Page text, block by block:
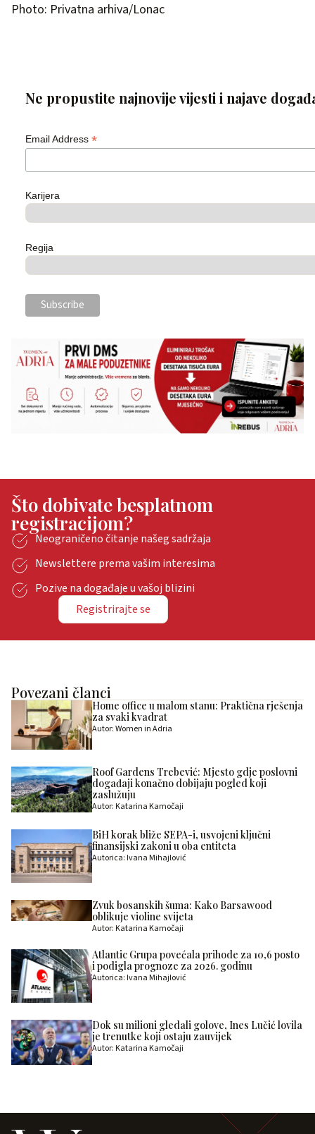
Photo: Privatna arhiva/Lonac
Ne propustite najnovije vijesti i najave
Email Address *
Karijera
Regija
Što dobivate besplatnom
registracijom?
Neograničeno čitanje našeg sadržaja
Newslettere prema vašim interesima
Pozive na događaje u vašoj blizini
Registrirajte se
Povezani članci
Home office u malom stanu: Praktična rješenja
za svaki kvadrat
Autor: Women in Adria
Roof Gardens Trebević: Mjesto gdje poslovni
događaji konačno dobijaju pogled koji
zaslužuju
Autor: Katarina Kamočaji
BiH korak bliže SEPA-i, usvojeni ključni
finansijski zakoni u oba entiteta
Autorica: Ivana Mihajlović
Zvuk bosanskih šuma: Kako Barsawood
oblikuje violine svijeta
Autor: Katarina Kamočaji
Atlantic Grupa povećala prihode za 10,6 posto
i podigla prognoze za 2026. godinu
Autorica: Ivana Mihajlović
Dok su milioni gledali golove, Ines Lučić lovila
je trenutke koji ostaju zauvijek
Autor: Katarina Kamočaji